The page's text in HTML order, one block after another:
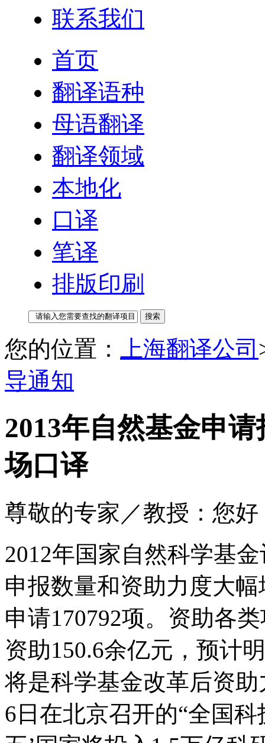
联系我们
首页
翻译语种
母语翻译
翻译领域
本地化
口译
笔译
排版印刷
您的位置： 上海翻译公司
导通知
2013年自然基金申
场口译
尊敬的专家／教授：您好
2012年国家自然科学基
申报数量和资助力度大
申请170792项。资助各
资助150.6余亿元，预计
将是科学基金改革后资
6日在北京召开的“全国